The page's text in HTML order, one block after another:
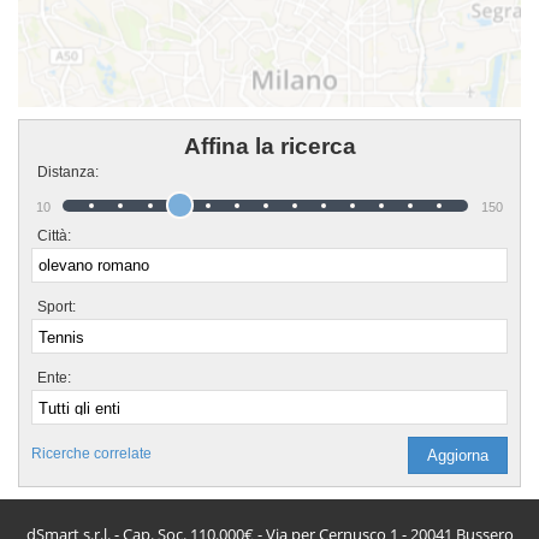
Affina la ricerca
Distanza:
10 150
Città:
Sport:
Ente:
Ricerche correlate
dSmart s.r.l. - Cap. Soc. 110.000€ - Via per Cernusco 1 - 20041 Bussero